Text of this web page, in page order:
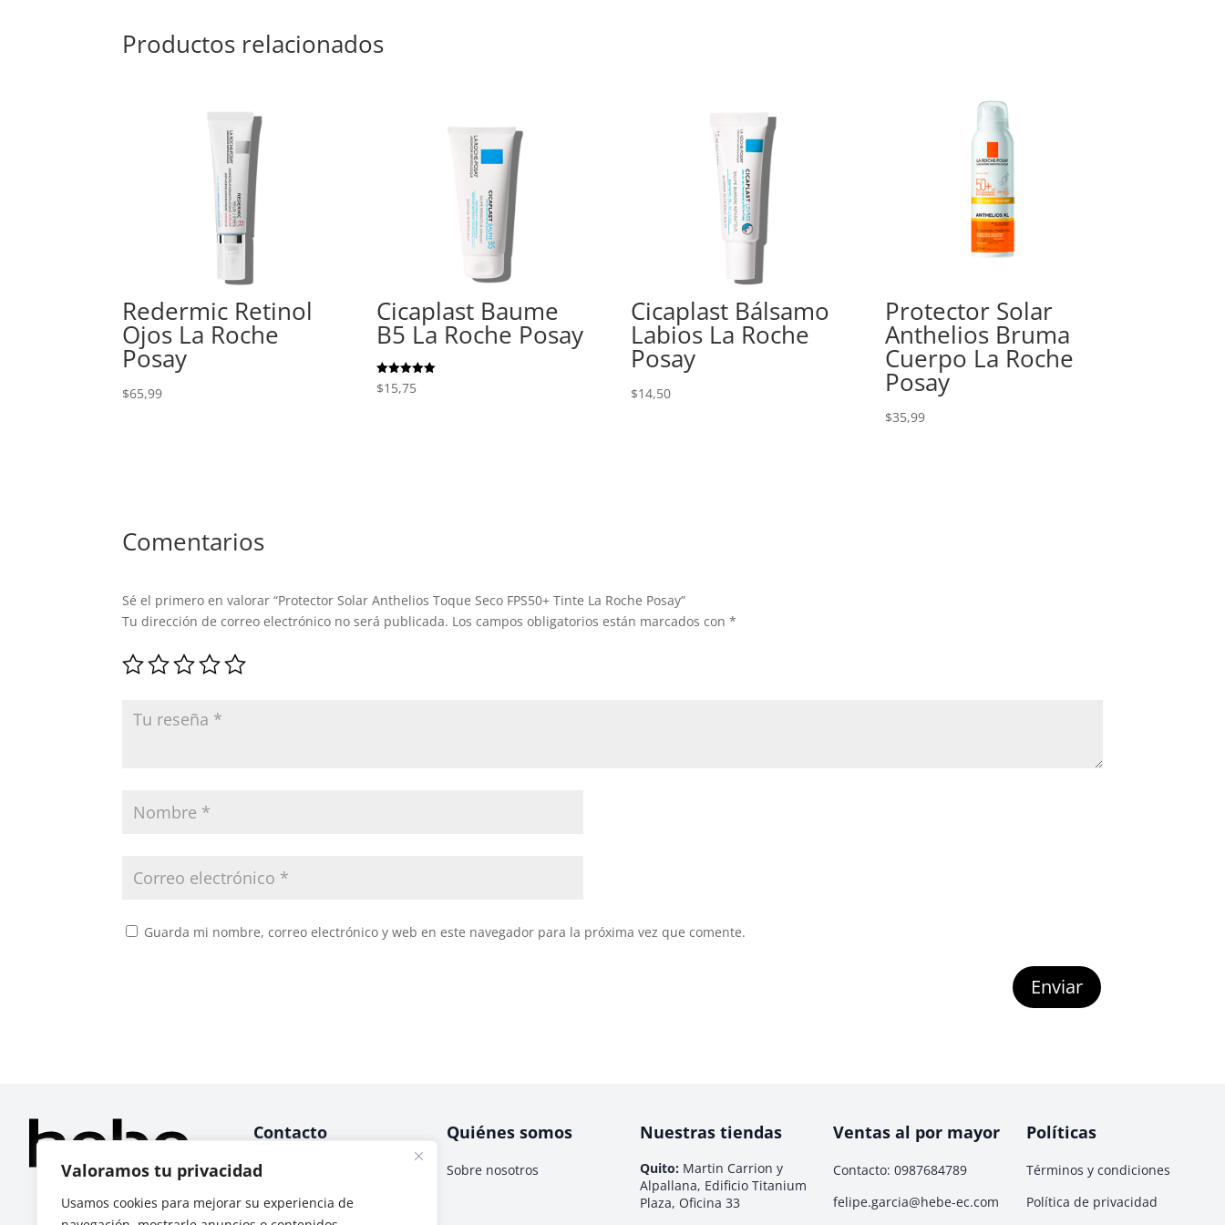
Valoramos tu privacidad
Usamos cookies para mejorar su experiencia de
Productos relacionados
Redermic Retinol
Ojos La Roche
Posay
$65,99
Cicaplast Baume
B5 La Roche Posay
Valorado
con
$15,75
Cicaplast Bálsamo
Labios La Roche
Posay
$14,50
Protector Solar
Anthelios Bruma
Cuerpo La Roche
Posay
$35,99
Comentarios
Sé el primero en valorar “Protector Solar Anthelios Toque Seco FPS50+ Tinte La Roche Posay”
Tu dirección de correo electrónico no será publicada. Los campos obligatorios están marcados con*
Guarda mi nombre, correo electrónico y web en este navegador para la próxima vez que comente.
Enviar
Contacto
WhatsApp
Llamadas
Quiénes somos
Sobre nosotros
Nuestras tiendas
Quito: Martin Carrion y
Alpallana, Edificio Titanium
Plaza, Oficina 33
Ventas al por mayor
Contacto: 0987684789
felipe.garcia@hebe-ec.com
Políticas
Términos y condiciones
Política de privacidad